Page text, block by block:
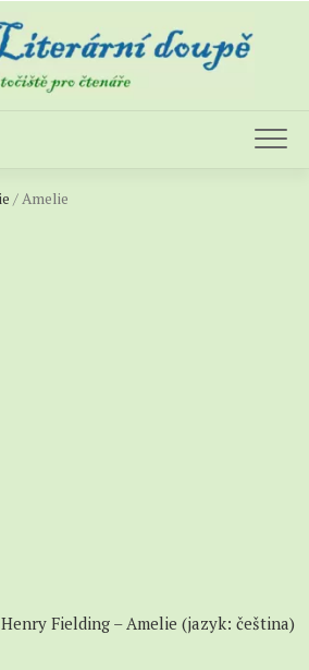
/ Amelie
Fielding – Amelie (jazyk: čeština)